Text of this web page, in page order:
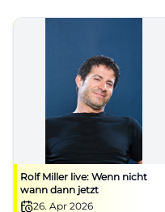
Rolf Miller live: Wenn nicht
wann dann jetzt
26. Apr 2026